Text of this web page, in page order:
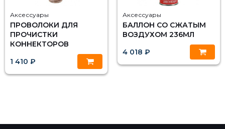
Аксессуары
ПРОВОЛОКИ ДЛЯ
ПРОЧИСТКИ
КОННЕКТОРОВ
1 410 ₽
Аксессуары
БАЛЛОН СО СЖАТЫМ
ВОЗДУХОМ 236МЛ
4 018 ₽